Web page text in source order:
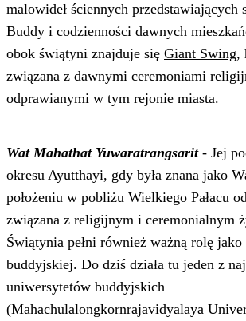
malowideł ściennych przedstawiających
Buddy i codzienności dawnych
obok świątyni znajduje się Giant Swing,
związana z dawnymi ceremoniami
odprawianymi w tym rejonie miasta.
Wat Mahathat Yuwaratrangsarit- Jej
okresu Ayutthayi, gdy była znana jako
położeniu w pobliżu Wielkiego Pałacu
związana z religijnym i ceremonialnym
Świątynia pełni również ważną rolę
buddyjskiej. Do dziś działa tu jeden z
uniwersytetów buddyjskich
(Mahachulalongkornrajavidyalaya